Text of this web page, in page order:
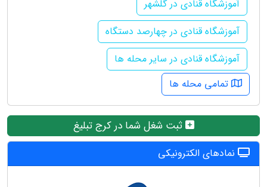
آموزشگاه قنادی در گلشهر
آموزشگاه قنادی در چهارصد دستگاه
آموزشگاه قنادی در سایر محله ها
تمامی محله ها
ثبت شغل شما در کرج تبلیغ
نمادهای الکترونیکی